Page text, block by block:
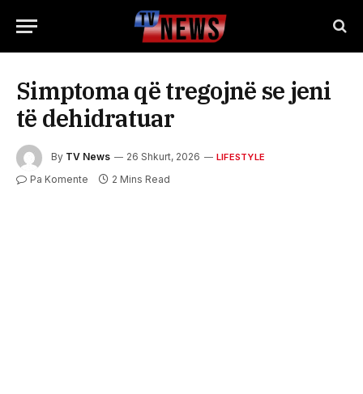
Simptoma që tregojnë se jeni
të dehidratuar
By TV News 26 Shkurt, 2026 LIFESTYLE
Pa Komente 2 Mins Read